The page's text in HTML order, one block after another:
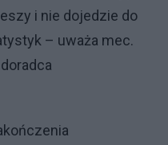
i nie dojedzie do
– uważa mec.